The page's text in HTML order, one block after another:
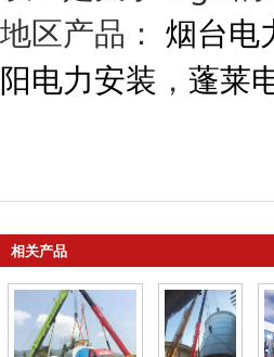
地区产品： 烟台电
阳电力安装 ， 蓬莱
相关产品